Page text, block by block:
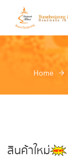
Home
สินค้าใหม่